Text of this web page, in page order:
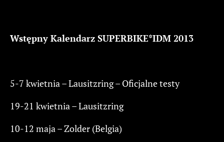
Wstępny Kalendarz SUPERBIKE*IDM 2013
5-7 kwietnia – Lausitzring – Oficjalne testy
19-21 kwietnia – Lausitzring
10-12 maja – Zolder (Belgia)